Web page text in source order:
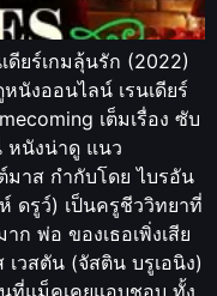
ดียร์เกมลุ้นรัก (2022)
นังออนไลน์ เรนเดียร์
เต็มเรื่อง ซับ
หนังน่าดู แนว
มาส กำกับโดย ไบรอัน
ดรูว์) เป็นครูชีววิทยาที่
ก พ่อ ของเธอเพิ่งเสีย
วสตัน (จัสติน บรูเอนิง)
ที่แม็คเคยแอบชอบ ทั้ง